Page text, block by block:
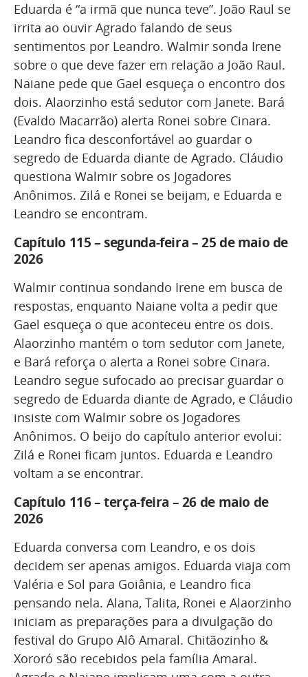
Eduarda é “a irmã que nunca teve”. João Raul se
irrita ao ouvir Agrado falando de seus
sentimentos por Leandro. Walmir sonda Irene
sobre o que deve fazer em relação a João Raul.
Naiane pede que Gael esqueça o encontro dos
dois. Alaorzinho está sedutor com Janete. Bará
(Evaldo Macarrão) alerta Ronei sobre Cinara.
Leandro fica desconfortável ao guardar o
segredo de Eduarda diante de Agrado. Cláudio
questiona Walmir sobre os Jogadores
Anônimos. Zilá e Ronei se beijam, e Eduarda e
Leandro se encontram.
Capítulo 115 – segunda-feira – 25 de maio de
2026
Walmir continua sondando Irene em busca de
respostas, enquanto Naiane volta a pedir que
Gael esqueça o que aconteceu entre os dois.
Alaorzinho mantém o tom sedutor com Janete,
e Bará reforça o alerta a Ronei sobre Cinara.
Leandro segue sufocado ao precisar guardar o
segredo de Eduarda diante de Agrado, e Cláudio
insiste com Walmir sobre os Jogadores
Anônimos. O beijo do capítulo anterior evolui:
Zilá e Ronei ficam juntos. Eduarda e Leandro
voltam a se encontrar.
Capítulo 116 – terça-feira – 26 de maio de
2026
Eduarda conversa com Leandro, e os dois
decidem ser apenas amigos. Eduarda viaja com
Valéria e Sol para Goiânia, e Leandro fica
pensando nela. Alana, Talita, Ronei e Alaorzinho
iniciam as preparações para a divulgação do
festival do Grupo Alô Amaral. Chitãozinho &
Xororó são recebidos pela família Amaral.